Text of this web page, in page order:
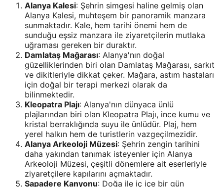
Alanya Kalesi: Şehrin simgesi haline gelmiş olan
Alanya Kalesi, muhteşem bir panoramik manzara
sunmaktadır. Kale, hem tarihi önemi hem de
sunduğu eşsiz manzara ile ziyaretçilerin mutlaka
uğraması gereken bir duraktır.
Damlataş Mağarası: Alanya'nın doğal
güzelliklerinden biri olan Damlataş Mağarası, sarkıt
ve dikitleriyle dikkat çeker. Mağara, astım hastaları
için doğal bir terapi merkezi olarak da
bilinmektedir.
Kleopatra Plajı: Alanya'nın dünyaca ünlü
plajlarından biri olan Kleopatra Plajı, ince kumu ve
kristal berraklığında suyu ile ünlüdür. Plaj, hem
yerel halkın hem de turistlerin vazgeçilmezidir.
Alanya Arkeoloji Müzesi: Şehrin zengin tarihini
daha yakından tanımak isteyenler için Alanya
Arkeoloji Müzesi, çeşitli dönemlere ait eserleriyle
ziyaretçilere kapılarını açmaktadır.
Sapadere Kanyonu: Doğa ile iç içe bir gün